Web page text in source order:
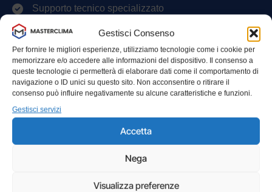
Gestisci Consenso
Per fornire le migliori esperienze, utilizziamo tecnologie come i cookie per
memorizzare e/o accedere alle informazioni del dispositivo. Il consenso a
queste tecnologie ci permetterà di elaborare dati come il comportamento di
navigazione o ID unici su questo sito. Non acconsentire o ritirare il
consenso può influire negativamente su alcune caratteristiche e funzioni.
Gestisci servizi
Accetta
Nega
Visualizza preferenze
Supporto tecnico specializzato
Soluzioni personalizzate per ogni tipo di ambiente
Ecco cosa faremo dopo:
1
Fisseremo una chiamata nel momento a te più
comodo per discutere delle tue esigenze di
climatizzazione.
2
Organizziamo un incontro di consulenza per
comprendere le tue necessità e trovare la
personalizzata, con tutte le soluzioni più adatte al